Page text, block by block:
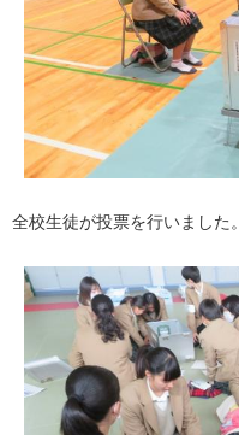
全校生徒が投票を行いました。